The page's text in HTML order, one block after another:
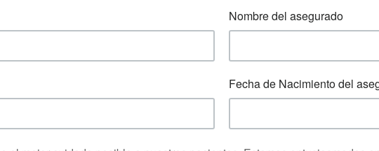
Nombre del asegurado
Fecha de Nacimiento del